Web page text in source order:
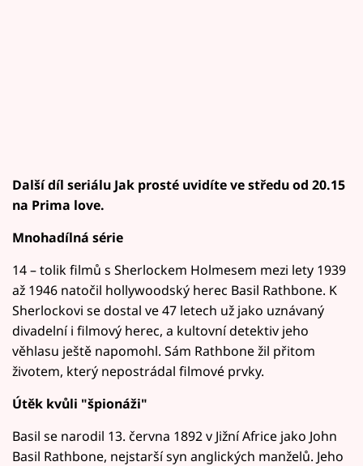
Další díl seriálu Jak prosté uvidíte ve středu od 20.15
na Prima love.
Mnohadílná série
14 – tolik filmů s Sherlockem Holmesem mezi lety 1939
až 1946 natočil hollywoodský herec Basil Rathbone. K
Sherlockovi se dostal ve 47 letech už jako uznávaný
divadelní i filmový herec, a kultovní detektiv jeho
věhlasu ještě napomohl. Sám Rathbone žil přitom
životem, který nepostrádal filmové prvky.
Útěk kvůli "špionáži"
Basil se narodil 13. června 1892 v Jižní Africe jako John
Basil Rathbone, nejstarší syn anglických manželů. Jeho